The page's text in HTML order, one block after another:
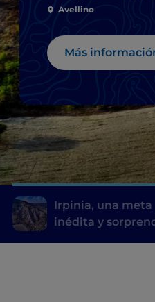
Avellino
Más
Irpinia, una meta
inédita y